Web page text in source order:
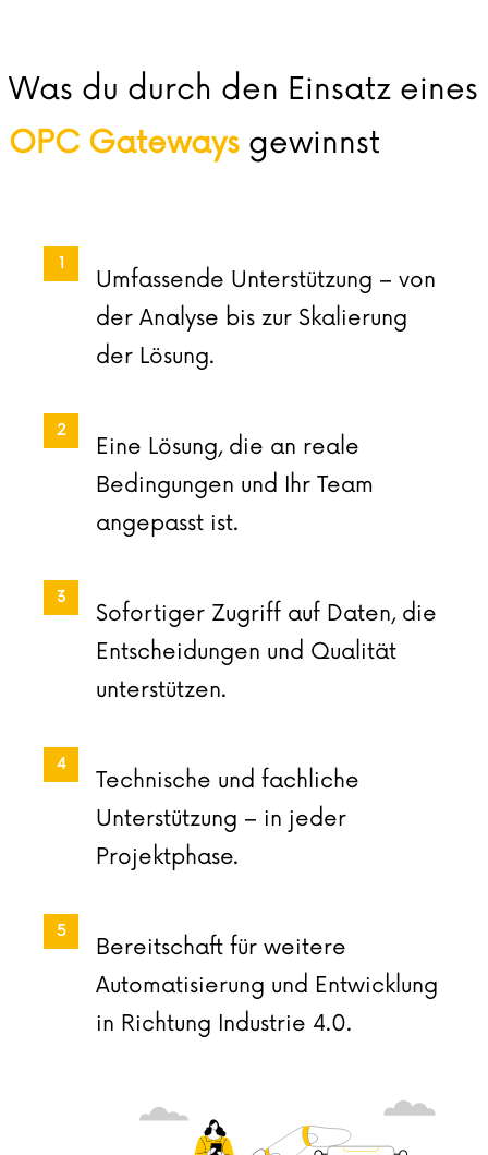
Was du durch den Einsatz eines
OPC Gateways gewinnst
Umfassende Unterstützung – von
der Analyse bis zur Skalierung
der Lösung.
Eine Lösung, die an reale
Bedingungen und Ihr Team
angepasst ist.
Sofortiger Zugriff auf Daten, die
Entscheidungen und Qualität
unterstützen.
Technische und fachliche
Unterstützung – in jeder
Projektphase.
Bereitschaft für weitere
Automatisierung und Entwicklung
in Richtung Industrie 4.0.